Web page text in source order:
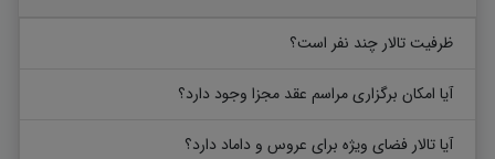
ظرفیت تالار چند نفر است؟
آیا امکان برگزاری مراسم عقد مجزا وجود دارد؟
آیا تالار فضای ویژه برای عروس و داماد دارد؟